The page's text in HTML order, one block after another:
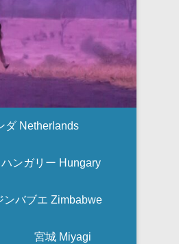
ダ Netherlands
ハンガリー Hungary
ンバブエ Zimbabwe
宮城 Miyagi